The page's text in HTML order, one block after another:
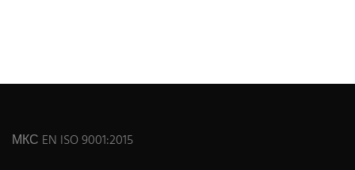
МКС EN ISO 9001:2015